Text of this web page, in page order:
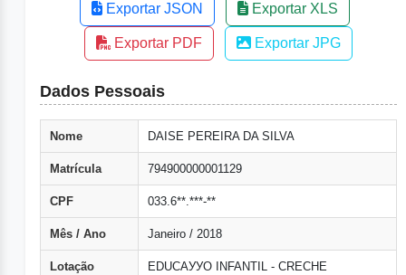
Exportar JSON Exportar XLS
Exportar PDF Exportar JPG
Dados Pessoais
Nome DAISE PEREIRA DA SILVA
Matrícula 794900000001129
CPF 033.6**.***-**
Mês / Ano Janeiro / 2018
Lotação EDUCAУУO INFANTIL - CRECHE